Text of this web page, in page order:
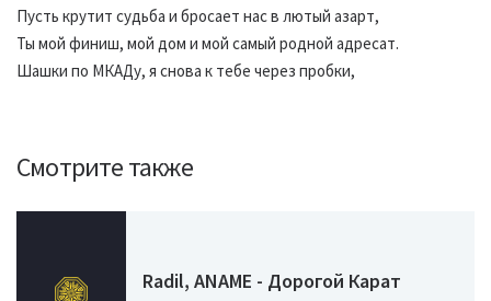
Пусть крутит судьба и бросает нас в лютый азарт,
Ты мой финиш, мой дом и мой самый родной адресат.
Шашки по МКАДу, я снова к тебе через пробки,
Смотрите также
Radil, ANAME - Дорогой Карат